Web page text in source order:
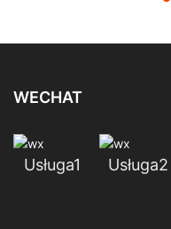
Przemysłowa inspekcja
WECHAT
Usługa1 Usługa2